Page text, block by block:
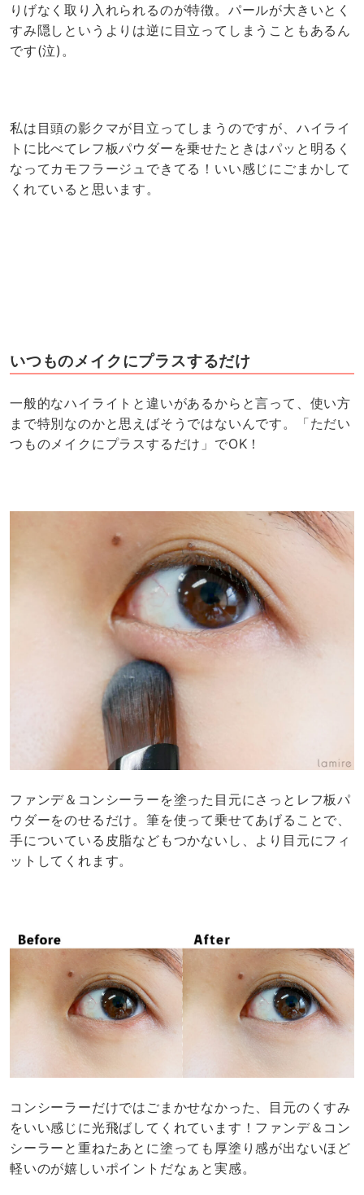
りげなく取り入れられるのが特徴。パールが大きいとく
すみ隠しというよりは逆に目立ってしまうこともあるん
です(泣)。
私は目頭の影クマが目立ってしまうのですが、ハイライ
トに比べてレフ板パウダーを乗せたときはパッと明るく
なってカモフラージュできてる！いい感じにごまかして
くれていると思います。
いつものメイクにプラスするだけ
一般的なハイライトと違いがあるからと言って、使い方
まで特別なのかと思えばそうではないんです。「ただい
つものメイクにプラスするだけ」でOK！
ファンデ＆コンシーラーを塗った目元にさっとレフ板パ
ウダーをのせるだけ。筆を使って乗せてあげることで、
手についている皮脂などもつかないし、より目元にフィ
ットしてくれます。
コンシーラーだけではごまかせなかった、目元のくすみ
をいい感じに光飛ばしてくれています！ファンデ＆コン
シーラーと重ねたあとに塗っても厚塗り感が出ないほど
軽いのが嬉しいポイントだなぁと実感。